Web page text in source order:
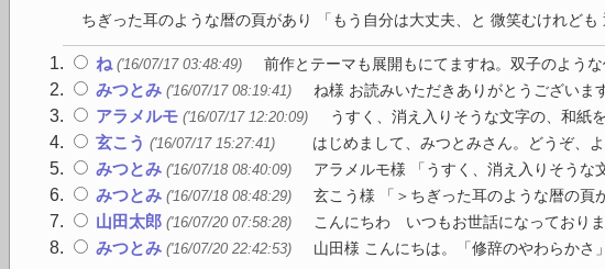
ちぎった耳のような暦の頁があり 「もう自分は大丈夫、と 微笑むけれど
ね ('16/07/17 03:48:49) 前作とテーマも展開もにてますね。双子のよう
みつとみ ('16/07/17 08:19:41) ね様 お読みいただきありがとうございま
アラメルモ ('16/07/17 12:20:09) うすく、消え入りそうな文字の、和紙
玄こう ('16/07/17 15:27:41) はじめまして、みつとみさん。どうぞ、
みつとみ ('16/07/18 08:40:09) アラメルモ様 「うすく、消え入りそうな
みつとみ ('16/07/18 08:48:29) 玄こう様 「＞ちぎった耳のような暦の頁
山田太郎 ('16/07/20 07:58:28) こんにちわ いつもお世話になっており
みつとみ ('16/07/20 22:42:53) 山田様 こんにちは。「修辞のやわらかさ